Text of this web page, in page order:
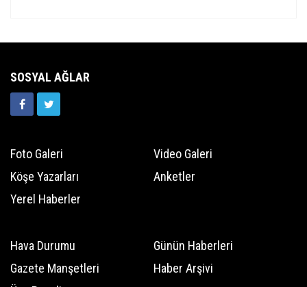
SOSYAL AĞLAR
Foto Galeri
Video Galeri
Köşe Yazarları
Anketler
Yerel Haberler
Hava Durumu
Günün Haberleri
Gazete Manşetleri
Haber Arşivi